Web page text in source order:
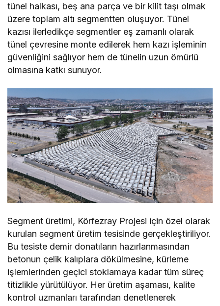
tünel halkası, beş ana parça ve bir kilit taşı olmak
üzere toplam altı segmentten oluşuyor. Tünel
kazısı ilerledikçe segmentler eş zamanlı olarak
tünel çevresine monte edilerek hem kazı işleminin
güvenliğini sağlıyor hem de tünelin uzun ömürlü
olmasına katkı sunuyor.
Segment üretimi, Körfezray Projesi için özel olarak
kurulan segment üretim tesisinde gerçekleştiriliyor.
Bu tesiste demir donatıların hazırlanmasından
betonun çelik kalıplara dökülmesine, kürleme
işlemlerinden geçici stoklamaya kadar tüm süreç
titizlikle yürütülüyor. Her üretim aşaması, kalite
kontrol uzmanları tarafından denetlenerek